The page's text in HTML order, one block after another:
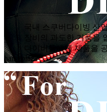
국내 스쿠버다이빙 산
장비의 과도한 거품을
다이버들에게 제품을
hana plaza